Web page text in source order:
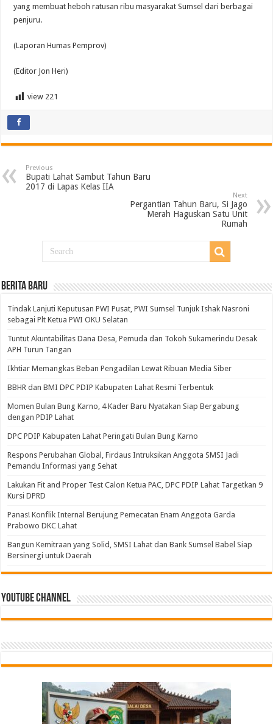
yang membuat heboh ratusan ribu masyarakat Sumsel dari berbagai
penjuru.
(Laporan Humas Pemprov)
(Editor Jon Heri)
view 221
Previous
Bupati Lahat Sambut Tahun Baru
2017 di Lapas Kelas IIA
Next
Pergantian Tahun Baru, Si Jago
Merah Haguskan Satu Unit
Rumah
BERITA BARU
Tindak Lanjuti Keputusan PWI Pusat, PWI Sumsel Tunjuk Ishak Nasroni
sebagai Plt Ketua PWI OKU Selatan
Tuntut Akuntabilitas Dana Desa, Pemuda dan Tokoh Sukamerindu Desak
APH Turun Tangan
Ikhtiar Memangkas Beban Pengadilan Lewat Ribuan Media Siber
BBHR dan BMI DPC PDIP Kabupaten Lahat Resmi Terbentuk
Momen Bulan Bung Karno, 4 Kader Baru Nyatakan Siap Bergabung
dengan PDIP Lahat
DPC PDIP Kabupaten Lahat Peringati Bulan Bung Karno
Respons Perubahan Global, Firdaus Intruksikan Anggota SMSI Jadi
Pemandu Informasi yang Sehat
Lakukan Fit and Proper Test Calon Ketua PAC, DPC PDIP Lahat Targetkan 9
Kursi DPRD
Panas! Konflik Internal Berujung Pemecatan Enam Anggota Garda
Prabowo DKC Lahat
Bangun Kemitraan yang Solid, SMSI Lahat dan Bank Sumsel Babel Siap
Bersinergi untuk Daerah
Youtube Channel